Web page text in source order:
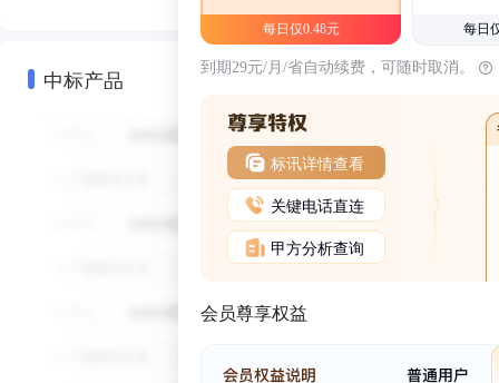
中标产品
每日仅0.48元 每日
到期29元/月/省自动续费，可随时取消。
标讯详情查看
关键电话直连
甲方分析查询
会员尊享权益